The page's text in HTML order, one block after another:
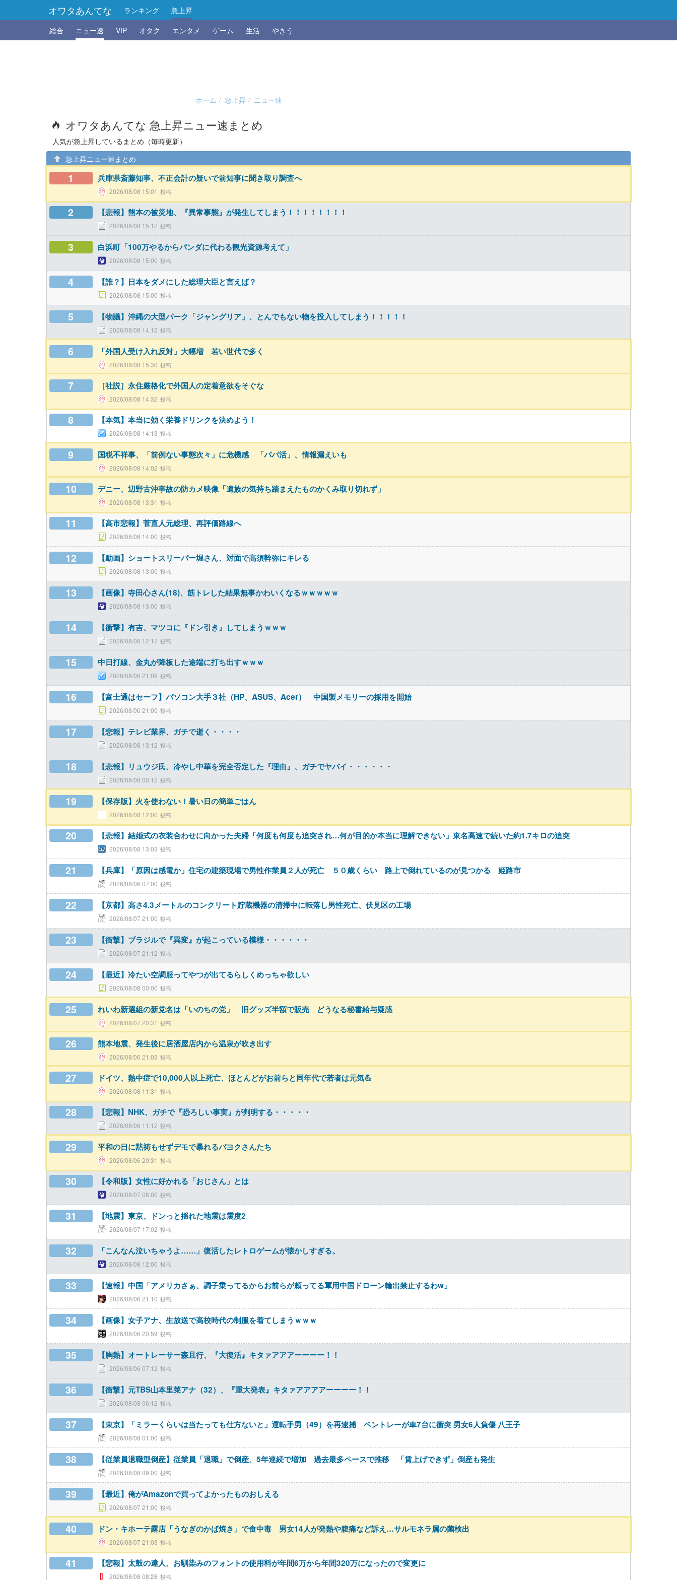
オワタあんてな ランキング
急上昇
総合
ニュー速 VIP オタク エンタメ ゲーム 生活 やきう
ホーム 急上昇 ニュー速
オワタあんてな 急上昇ニュー速まとめ
人気が急上昇しているまとめ（毎時更新）
急上昇ニュー速まとめ
1 兵庫県斎藤知事、不正会計の疑いで前知事に聞き取り調査へ
2026/08/08 15:01
2 【悲報】熊本の被災地、『異常事態』が発生してしまう！！！！！！！！
2026/08/08 15:12
3 白浜町「100万やるからパンダに代わる観光資源考えて」
2026/08/08 15:00
4 【誰？】日本をダメにした総理大臣と言えば？
2026/08/08 15:00
5 【物議】沖縄の大型パーク「ジャングリア」、とんでもない物を投入してしまう！！！！！
2026/08/08 14:12
6 「外国人受け入れ反対」大幅増 若い世代で多く
2026/08/08 15:30
7 ［社説］永住厳格化で外国人の定着意欲をそぐな
2026/08/08 14:32
8 【本気】本当に効く栄養ドリンクを決めよう！
2026/08/08 14:13
9 国税不祥事、「前例ない事態次々」に危機感 「パパ活」、情報漏えいも
2026/08/08 14:02
10 デニー、辺野古沖事故の防カメ映像「遺族の気持ち踏まえたものかくみ取り切れず」
2026/08/08 13:31
11 【高市悲報】菅直人元総理、再評価路線へ
2026/08/08 14:00
12 【動画】ショートスリーパー堀さん、対面で高須幹弥にキレる
2026/08/08 13:00
13 【画像】寺田心さん(18)、筋トレした結果無事かわいくなるｗｗｗｗｗ
2026/08/08 13:00
14 【衝撃】有吉、マツコに『ドン引き』してしまうｗｗｗ
2026/08/08 12:12
15 中日打線、金丸が降板した途端に打ち出すｗｗｗ
2026/08/06 21:09
16 【富士通はセーフ】パソコン大手３社（HP、ASUS、Acer） 中国製メモリーの採用を開始
2026/08/06 21:00
17 【悲報】テレビ業界、ガチで逝く・・・・
2026/08/08 13:12
18 【悲報】リュウジ氏、冷やし中華を完全否定した『理由』、ガチでヤバイ・・・・・・
2026/08/08 00:12
19 【保存版】火を使わない！暑い日の簡単ごはん
2026/08/08 12:00
20 【悲報】結婚式の衣装合わせに向かった夫婦「何度も何度も追突され…何が目的か本当に理解できない」東名高速で続いた約1.7キロの追突
2026/08/08 13:03
21 【兵庫】「原因は感電か」住宅の建築現場で男性作業員２人が死亡 ５０歳くらい 路上で倒れているのが見つかる 姫路市
2026/08/06 07:00
22 【京都】高さ4.3メートルのコンクリート貯蔵機器の清掃中に転落し男性死亡、伏見区の工場
2026/08/07 21:00
23 【衝撃】ブラジルで『異変』が起こっている模様・・・・・・
2026/08/07 21:12
24 【最近】冷たい空調服ってやつが出てるらしくめっちゃ欲しい
2026/08/08 00:00
25 れいわ新選組の新党名は「いのちの党」 旧グッズ半額で販売 どうなる秘書給与疑惑
2026/08/07 20:31
26 熊本地震、発生後に居酒屋店内から温泉が吹き出す
2026/08/06 21:03
27 ドイツ、熱中症で10,000人以上死亡、ほとんどがお前らと同年代で若者は元気💪
2026/08/08 11:31
28 【悲報】NHK、ガチで『恐ろしい事実』が判明する・・・・・
2026/08/06 11:12
29 平和の日に黙祷もせずデモで暴れるパヨクさんたち
2026/08/06 20:31
30 【令和版】女性に好かれる「おじさん」とは
2026/08/07 08:00
31 【地震】東京、ドンっと揺れた地震は震度2
2026/08/07 17:02
32 「こんなん泣いちゃうよ……」復活したレトロゲームが懐かしすぎる。
2026/08/08 12:00
33 【速報】中国「アメリカさぁ、調子乗ってるからお前らが頼ってる軍用中国ドローン輸出禁止するわw」
2026/08/06 21:10
34 【画像】女子アナ、生放送で高校時代の制服を着てしまうｗｗｗ
2026/08/06 20:59
35 【胸熱】オートレーサー森且行、『大復活』キタァアアアーーーー！！
2026/08/06 07:12
36 【衝撃】元TBS山本里菜アナ（32）、『重大発表』キタァアアアアーーーー！！
2026/08/08 06:12
37 【東京】「ミラーくらいは当たっても仕方ないと」運転手男（49）を再逮捕 ベントレーが車7台に衝突 男女6人負傷 八王子
2026/08/08 01:00
38 【従業員退職型倒産】従業員「退職」で倒産、5年連続で増加 過去最多ペースで推移 「賃上げできず」倒産も発生
2026/08/08 09:00
39 【最近】俺がAmazonで買ってよかったものおしえる
2026/08/07 21:00
40 ドン・キホーテ露店「うなぎのかば焼き」で食中毒 男女14人が発熱や腹痛など訴え…サルモネラ属の菌検出
2026/08/07 21:03
41 【悲報】太鼓の達人、お馴染みのフォントの使用料が年間6万から年間320万になったので変更に
2026/08/08 08:28